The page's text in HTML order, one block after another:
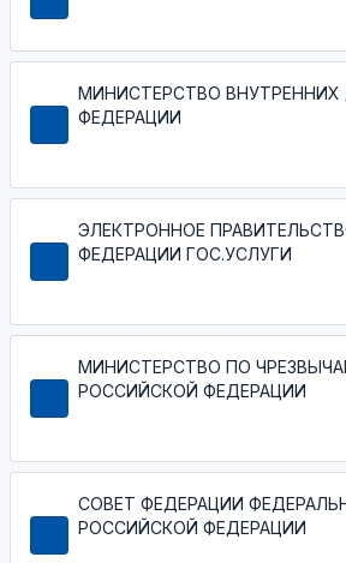
МИНИСТЕРСТВО
ФЕДЕРАЦИИ
ЭЛЕКТРОННОЕ
ФЕДЕРАЦИИ ГОС.УСЛУГИ
МИНИСТЕРСТВО ПО
РОССИЙСКОЙ ФЕДЕРАЦИИ
СОВЕТ ФЕДЕРАЦИИ
РОССИЙСКОЙ ФЕДЕРАЦИИ